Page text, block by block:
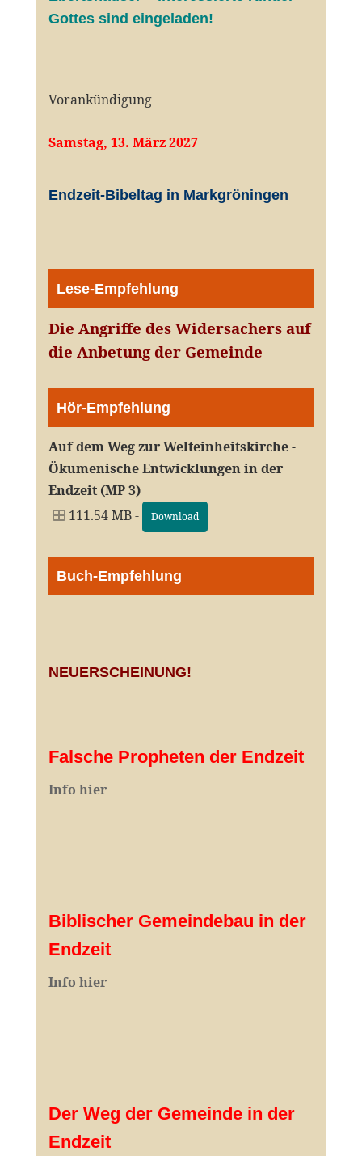
Gottes sind eingeladen!
Vorankündigung
Samstag, 13. März 2027
Endzeit-Bibeltag in Markgröningen
Lese-Empfehlung
Die Angriffe des Widersachers auf
die Anbetung der Gemeinde
Hör-Empfehlung
Auf dem Weg zur Welteinheitskirche -
Ökumenische Entwicklungen in der
Endzeit (MP 3)
111.54 MB -
Download
Buch-Empfehlung
NEUERSCHEINUNG!
Falsche Propheten der Endzeit
Info hier
Biblischer Gemeindebau in der
Endzeit
Info hier
Der Weg der Gemeinde in der
Endzeit